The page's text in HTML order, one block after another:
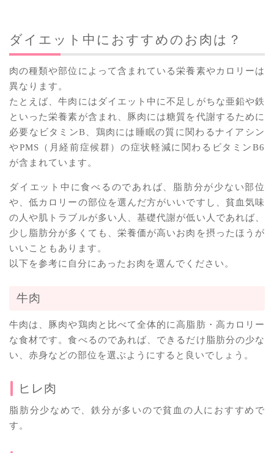
ダイエット中におすすめのお肉は？
肉の種類や部位によって含まれている栄養素やカロリーは
異なります。
たとえば、牛肉にはダイエット中に不足しがちな亜鉛や鉄
といった栄養素が含まれ、豚肉には糖質を代謝するために
必要なビタミンB、鶏肉には睡眠の質に関わるナイアシン
やPMS（月経前症候群）の症状軽減に関わるビタミンB6
が含まれています。
ダイエット中に食べるのであれば、脂肪分が少ない部位
や、低カロリーの部位を選んだ方がいいですし、貧血気味
の人や肌トラブルが多い人、基礎代謝が低い人であれば、
少し脂肪分が多くても、栄養価が高いお肉を摂ったほうが
いいこともあります。
以下を参考に自分にあったお肉を選んでください。
牛肉
牛肉は、豚肉や鶏肉と比べて全体的に高脂肪・高カロリー
な食材です。食べるのであれば、できるだけ脂肪分の少な
い、赤身などの部位を選ぶようにすると良いでしょう。
ヒレ肉
脂肪分少なめで、鉄分が多いので貧血の人におすすめで
す。